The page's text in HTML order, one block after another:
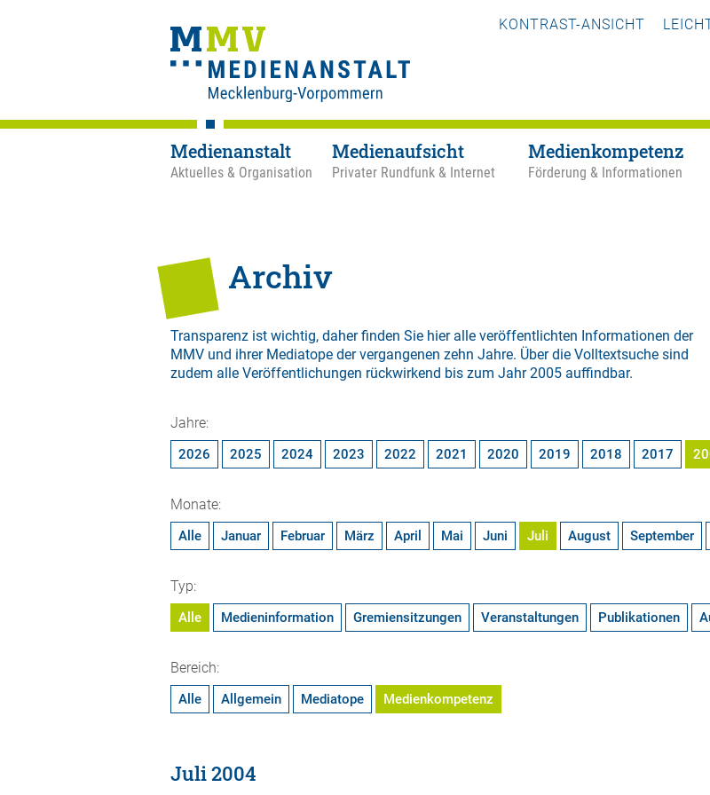
KONTRAST-ANSICHT
Medienanstalt
Aktuelles & Organisation
Medienaufsicht
Privater Rundfunk & Internet
Medienkompetenz
Förderung & Informationen
Archiv
Transparenz ist wichtig, daher finden Sie hier alle veröffentlichten Informationen der
MMV und ihrer Mediatope der vergangenen zehn Jahre. Über die Volltextsuche sind
zudem alle Veröffentlichungen rückwirkend bis zum Jahr 2005 auffindbar.
Jahre:
2026 2025 2024 2023 2022 2021 2020 2019 2018 2017
Monate:
Alle Januar Februar März April Mai Juni Juli August September
Typ:
Alle Medieninformation Gremiensitzungen Veranstaltungen Publikationen
Bereich:
Alle Allgemein Mediatope Medienkompetenz
Juli 2004